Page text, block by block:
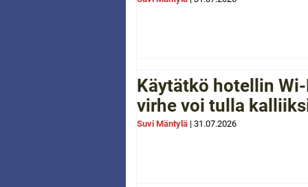
Käytätkö hotellin
virhe voi tulla
Suvi Mäntylä | 31.07.2026